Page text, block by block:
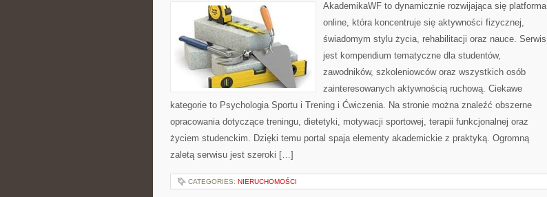
AkademikaWF to dynamicznie rozwijająca się platforma
online, która koncentruje się aktywności fizycznej,
świadomym stylu życia, rehabilitacji oraz nauce. Serwis
jest kompendium tematyczne dla studentów,
zawodników, szkoleniowców oraz wszystkich osób
zainteresowanych aktywnością ruchową. Ciekawe
kategorie to Psychologia Sportu i Trening i Ćwiczenia. Na stronie można znaleźć obszerne
opracowania dotyczące treningu, dietetyki, motywacji sportowej, terapii funkcjonalnej oraz
życiem studenckim. Dzięki temu portal spaja elementy akademickie z praktyką. Ogromną
zaletą serwisu jest szeroki […]
CATEGORIES: NIERUCHOMOŚCI